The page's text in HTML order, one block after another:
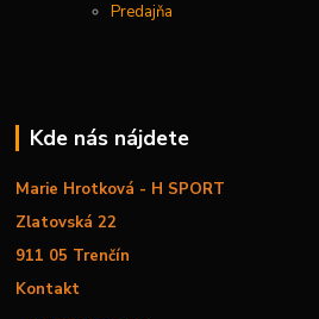
Predajňa
Kde nás nájdete
Marie Hrotková - H SPORT
Zlatovská 22
911 05 Trenčín
Kontakt